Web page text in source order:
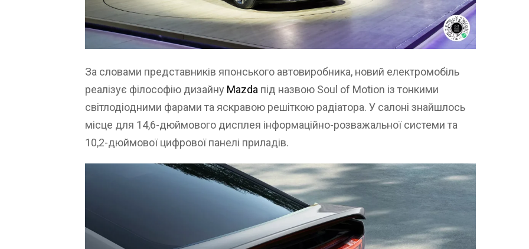
За словами представників японського автовиробника, новий електромобіль
реалізує філософію дизайну Mazda під назвою Soul of Motion із тонкими
світлодіодними фарами та яскравою решіткою радіатора. У салоні знайшлось
місце для 14,6-дюймового дисплея інформаційно-розважальної системи та
10,2-дюймової цифрової панелі приладів.